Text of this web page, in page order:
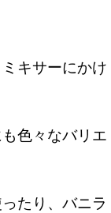
キサーにかけ
色々なバリエ
たり、バニラ